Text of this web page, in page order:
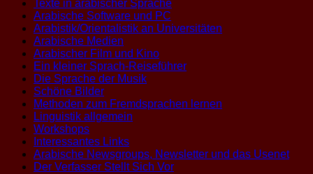
Texte in arabischer Sprache
Arabische Software und PC
Arabistik/Orientalistik an Universitäten
Arabische Medien
Arabischer Film und Kino
Ein kleiner Sprach-Reiseführer
Die Sprache der Musik
Schöne Bilder
Methoden zum Fremdsprachen lernen
Linguistik allgemein
Workshops
Interessantes Links
Arabische Newsgroups, Newsletter und das Usenet
Der Verfasser Stellt Sich Vor